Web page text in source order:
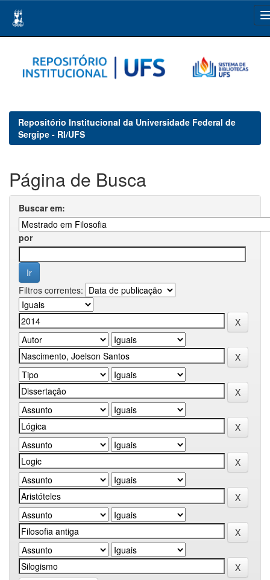
navigation
Repositório Institucional da Universidade Federal de
Sergipe - RI/UFS
Página de Busca
Buscar em:
por
Filtros correntes: